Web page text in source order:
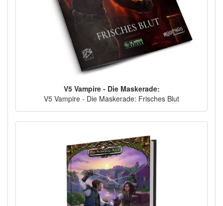
V5 Vampire - Die Maskerade:
V5 Vampire - Die Maskerade: Frisches Blut